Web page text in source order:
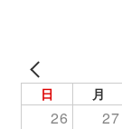
日 月
26 27